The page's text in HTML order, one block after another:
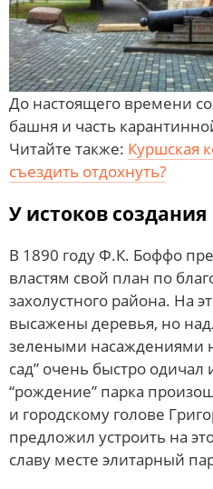
До настоящего времени
башня и часть
Читайте также: Куршская
съездить отдохнуть?
У истоков создания
В 1890 году Ф.К. Боффо
властям свой план по
захолустного района. На
высажены деревья, но
зелеными насаждениями
сад” очень быстро одичал
“рождение” парка
и городскому голове
предложил устроить на
славу месте элитарный